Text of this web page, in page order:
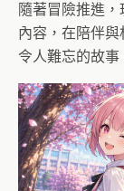
隨著冒險推進
內容，在陪伴
令人難忘的故事